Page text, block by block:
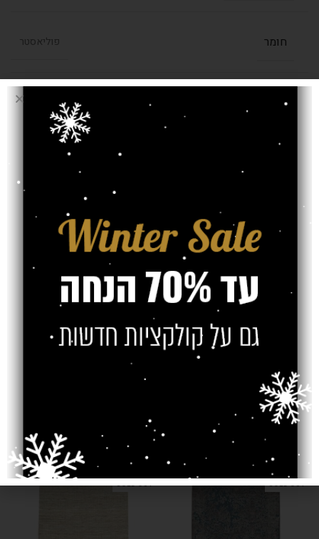
חומר פוליאסטר
בחרו מידה (מטר) 1.30/1.90
1.60/2.30
,
2.00/2.90
מוצרים קשורים
SOLD OUT
SOLD OUT